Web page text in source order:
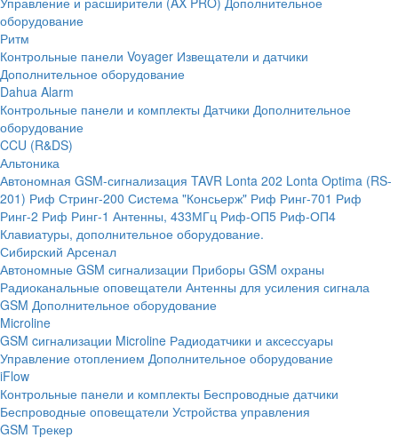
оборудование
Ритм
Контрольные панели Voyager Извещатели и датчики
Дополнительное оборудование
Dahua Alarm
Контрольные панели и комплекты Датчики Дополнительное
оборудование
CCU (R&DS)
Альтоника
Автономная GSM-сигнализация TAVR Lonta 202 Lonta Optima (RS-
201) Риф Стринг-200 Система "Консьерж" Риф Ринг-701 Риф
Ринг-2 Риф Ринг-1 Антенны, 433МГц Риф-ОП5 Риф-ОП4
Клавиатуры, дополнительное оборудование.
Сибирский Арсенал
Автономные GSM сигнализации Приборы GSM охраны
Радиоканальные оповещатели Антенны для усиления сигнала
GSM Дополнительное оборудование
Microline
GSM cигнализации Microline Радиодатчики и аксессуары
Управление отоплением Дополнительное оборудование
iFlow
Контрольные панели и комплекты Беспроводные датчики
Беспроводные оповещатели Устройства управления
GSM Трекер